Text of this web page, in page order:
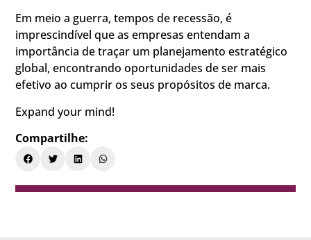
Em meio a guerra, tempos de recessão, é
imprescindível que as empresas entendam a
importância de traçar um planejamento estratégico
global, encontrando oportunidades de ser mais
efetivo ao cumprir os seus propósitos de marca.
Expand your mind!
Compartilhe: